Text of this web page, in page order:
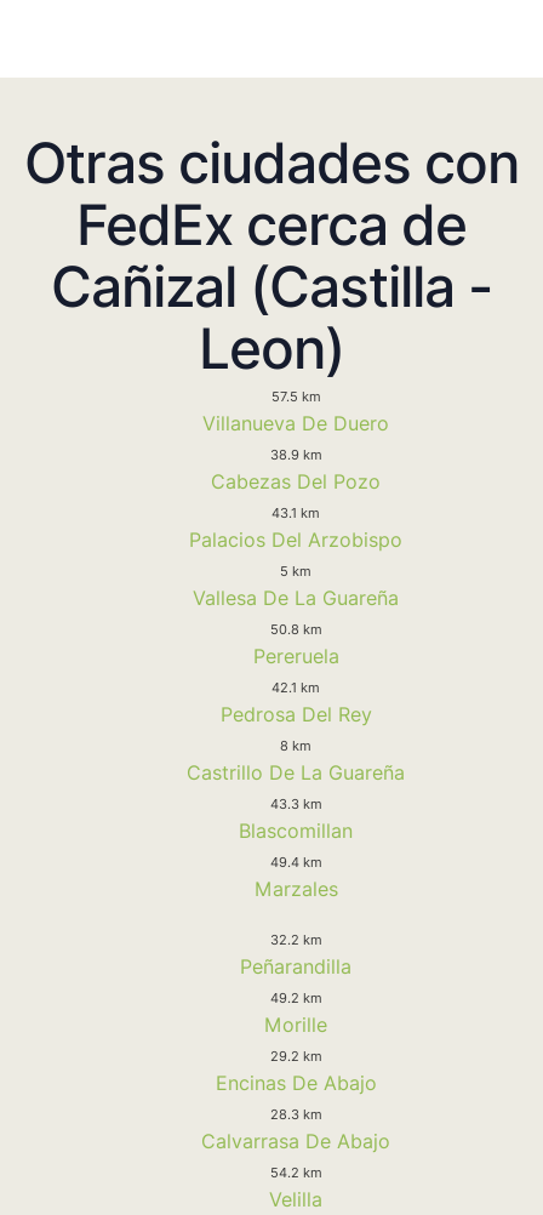
Otras ciudades con
FedEx cerca de
Cañizal (Castilla -
Leon)
57.5 km
Villanueva De Duero
38.9 km
Cabezas Del Pozo
43.1 km
Palacios Del Arzobispo
5 km
Vallesa De La Guareña
50.8 km
Pereruela
42.1 km
Pedrosa Del Rey
8 km
Castrillo De La Guareña
43.3 km
Blascomillan
49.4 km
Marzales
32.2 km
Peñarandilla
49.2 km
Morille
29.2 km
Encinas De Abajo
28.3 km
Calvarrasa De Abajo
54.2 km
Velilla